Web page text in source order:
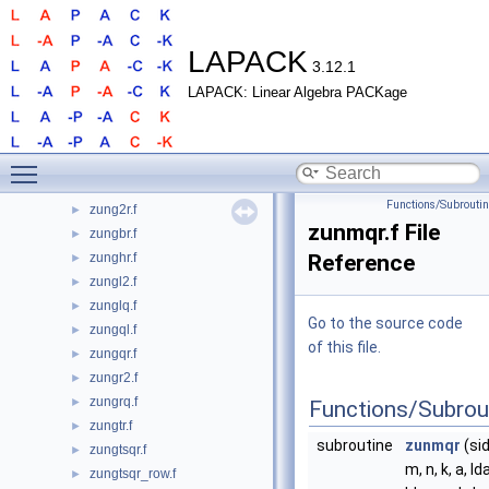
LAPACK 3.12.1
LAPACK: Linear Algebra PACKage
► zunbdb2.f
► zunbdb3.f
► zunbdb4.f
► zunbdb5.f
► zunbdb6.f
► zuncsd.f
► zung2r.f
► zungbr.f
► zunghr.f
► zungl2.f
► zunglq.f
► zungql.f
► zungqr.f
► zungr2.f
► zungrq.f
► zungtr.f
► zungtsqr.f
► zungtsqr_row.f
Functions/
zunmqr.f File
Reference
Go to the source code
of this file.
Functions/
subroutine zunmqr
m, n, k, a,